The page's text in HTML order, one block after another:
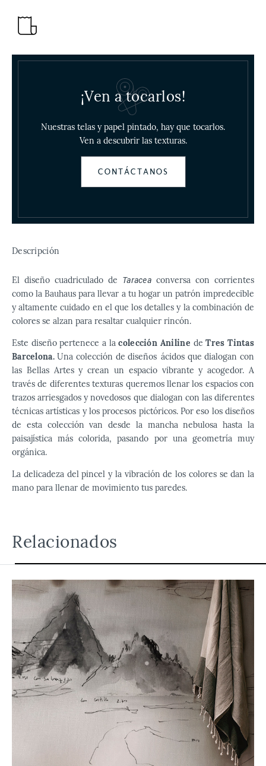
¡Ven a tocarlos!
Nuestras telas y papel pintado, hay que tocarlos.
Ven a descubrir las texturas.
CONTÁCTANOS
Descripción
El diseño cuadriculado de Taracea conversa con corrientes
como la Bauhaus para llevar a tu hogar un patrón impredecible
y altamente cuidado en el que los detalles y la combinación de
colores se alzan para resaltar cualquier rincón.
Este diseño pertenece a lacolección Aniline deTres Tintas
Barcelona.Una colección de diseños ácidos que dialogan con
las Bellas Artes y crean un espacio vibrante y acogedor. A
través de diferentes texturas queremos llenar los espacios con
trazos arriesgados y novedosos que dialogan con las diferentes
técnicas artísticas y los procesos pictóricos. Por eso los diseños
de esta colección van desde la mancha nebulosa hasta la
paisajística más colorida, pasando por una geometría muy
orgánica.
La delicadeza del pincel y la vibración de los colores se dan la
mano para llenar de movimiento tus paredes.
Relacionados